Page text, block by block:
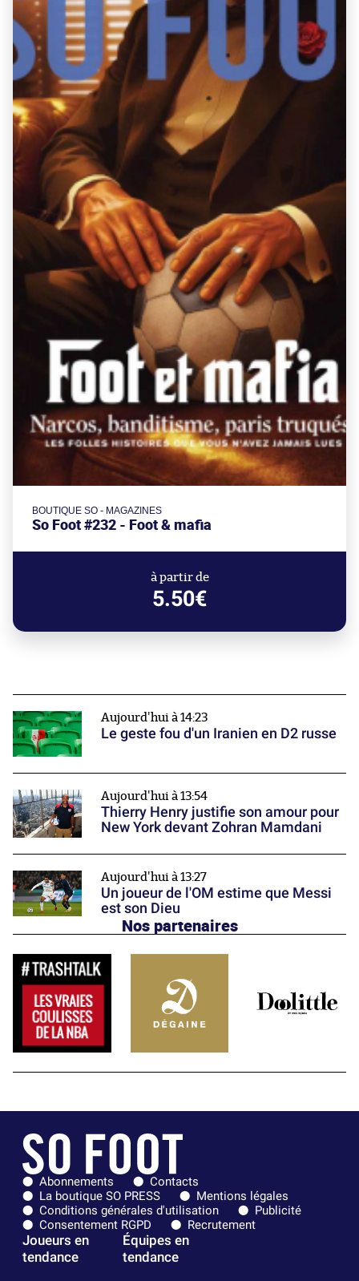
BOUTIQUE SO - MAGAZINES
So Foot #232 - Foot & mafia
à partir de
5.50€
Aujourd'hui à 14:23
Le geste fou d'un Iranien en D2 russe
Aujourd'hui à 13:54
Thierry Henry justifie son amour pour
New York devant Zohran Mamdani
Aujourd'hui à 13:27
Un joueur de l'OM estime que Messi
est son Dieu
Nos partenaires
Abonnements
Contacts
La boutique SO PRESS
Mentions légales
Conditions générales d'utilisation
Publicité
Consentement RGPD
Recrutement
Joueurs en
tendance
Équipes en
tendance